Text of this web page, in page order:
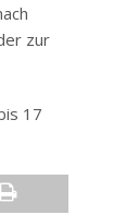
zur
17